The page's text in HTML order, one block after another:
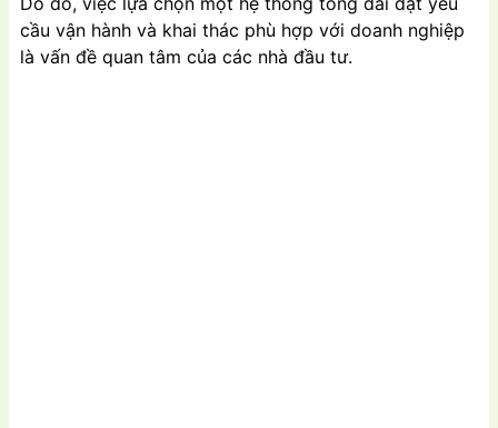
cầu vận hành và khai thác phù hợp với doanh nghiệp
là vấn đề quan tâm của các nhà đầu tư.